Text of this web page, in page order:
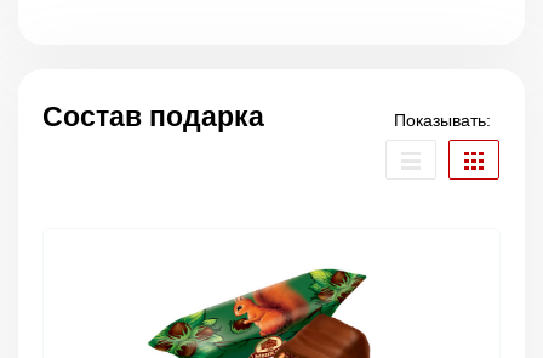
Состав подарка Показывать: